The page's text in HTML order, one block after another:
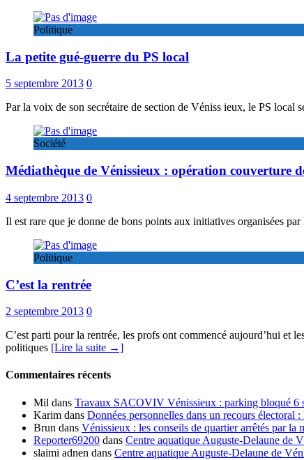
Politique
La petite gué-guerre du PS local
5 septembre 2013 0
Par la voix de son secrétaire de section de Véniss ieux, le PS local
Société
Médiathèque de Vénissieux : opération couverture
4 septembre 2013 0
Il est rare que je donne de bons points aux initiatives organisées
Politique
C’est la rentrée
2 septembre 2013 0
C’est parti pour la rentrée, les profs ont commencé aujourd’hui et
politiques [Lire la suite →]
Commentaires récents
Mil dans Travaux SACOVIV Vénissieux : parking bloqué 6
Karim dans Données personnelles dans un recours électoral
Brun dans Vénissieux : les conseils de quartier arrêtés par la
Reporter69200 dans Centre aquatique Auguste-Delaune de
slaimi adnen dans Centre aquatique Auguste-Delaune de